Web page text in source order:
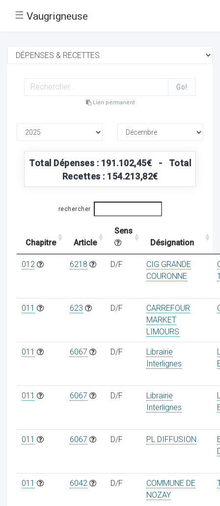
☰ Vaugrigneuse
Go!
Lien permanent
Total Dépenses : 191.102,45€ - Total
Recettes : 154.213,82€
rechercher
Chapitre Article
Sens
Désignation
012 6218 D/F
CIG GRANDE
COURONNE
011 623 D/F
CARREFOUR
MARKET
LIMOURS
011 6067 D/F
Librairie
Interlignes
011 6067 D/F
Librairie
Interlignes
011 6067 D/F PL DIFFUSION
011 6042 D/F
COMMUNE DE
NOZAY